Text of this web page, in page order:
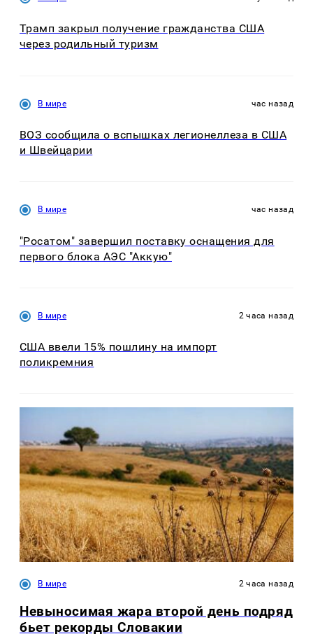
Трамп закрыл получение гражданства США
через родильный туризм
В мире час назад
ВОЗ сообщила о вспышках легионеллеза в США
и Швейцарии
В мире час назад
"Росатом" завершил поставку оснащения для
первого блока АЭС "Аккую"
В мире 2 часа назад
США ввели 15% пошлину на импорт
поликремния
В мире 2 часа назад
Невыносимая жара второй день подряд
бьет рекорды Словакии